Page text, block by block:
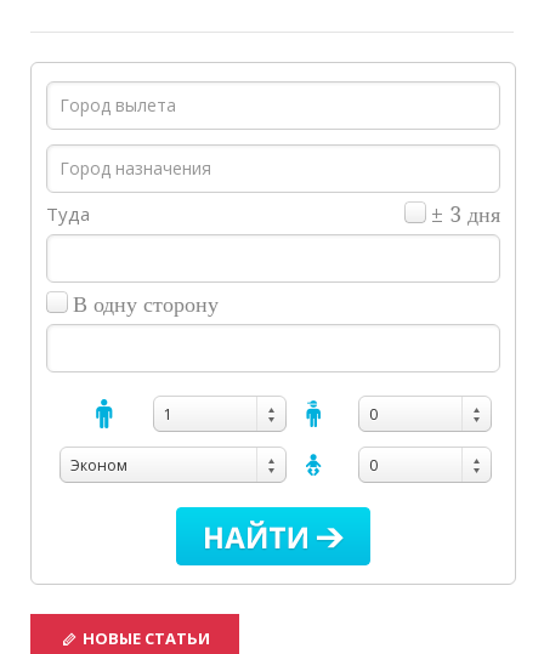
Туда ± 3 дня
В одну сторону
1 0
Эконом 0
НОВЫЕ СТАТЬИ